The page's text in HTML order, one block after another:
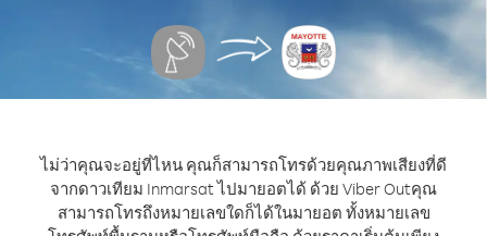
ไม่ว่าคุณจะอยู่ที่ไหน คุณก็สามารถโทรด้วยคุณภาพเสียงที่ดี
จากดาวเทียม Inmarsat ไปมายอตได้ ด้วย Viber Outคุณ
สามารถโทรถึงหมายเลขใดก็ได้ในมายอต ทั้งหมายเลข